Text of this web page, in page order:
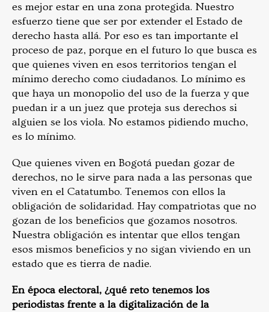
es mejor estar en una zona protegida. Nuestro
esfuerzo tiene que ser por extender el Estado de
derecho hasta allá. Por eso es tan importante el
proceso de paz, porque en el futuro lo que busca es
que quienes viven en esos territorios tengan el
mínimo derecho como ciudadanos. Lo mínimo es
que haya un monopolio del uso de la fuerza y que
puedan ir a un juez que proteja sus derechos si
alguien se los viola. No estamos pidiendo mucho,
es lo mínimo.
Que quienes viven en Bogotá puedan gozar de
derechos, no le sirve para nada a las personas que
viven en el Catatumbo. Tenemos con ellos la
obligación de solidaridad. Hay compatriotas que no
gozan de los beneficios que gozamos nosotros.
Nuestra obligación es intentar que ellos tengan
esos mismos beneficios y no sigan viviendo en un
estado que es tierra de nadie.
En época electoral, ¿qué reto tenemos los
periodistas frente a la digitalización de la